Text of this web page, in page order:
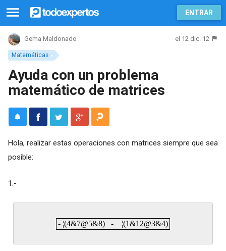
ENTRAR
Matemáticas
Gema Maldonado el 12 dic. 12
Ayuda con un problema
matemático de matrices
Hola, realizar estas operaciones con matrices siempre que sea
posible:
1.-
- ¦(4&7@5&8) - ¦(1&12@3&4)